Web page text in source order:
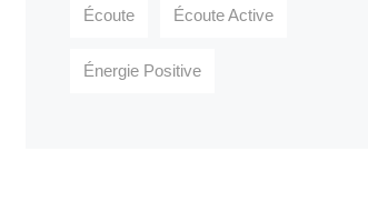
Écoute Écoute Active
Énergie Positive